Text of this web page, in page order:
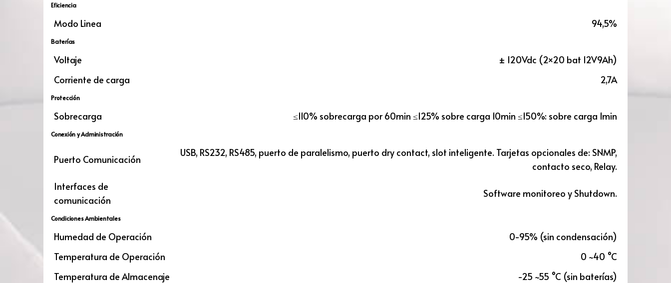
Eficiencia
Modo Linea 94,5%
Baterías
Voltaje
± 120Vdc (2×20 bat 12V9Ah)
Corriente de carga
2,7A
Protección
Sobrecarga ≤110% sobrecarga por 60min ≤125% sobre carga 10min ≤150%: sobre carga 1min
Conexión y Administración
Puerto Comunicación
USB, RS232, RS485, puerto de paralelismo, puerto dry contact, slot inteligente. Tarjetas opcionales de: SNMP,
contacto seco, Relay.
Interfaces de
comunicación
Software monitoreo y Shutdown.
Condiciones Ambientales
Humedad de Operación
0-95% (sin condensación)
Temperatura de Operación
0 ~40 °C
Temperatura de Almacenaje
-25 ~55 °C (sin baterías)